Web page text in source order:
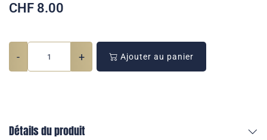
CHF 8.00
- + Ajouter au panier
Détails du produit